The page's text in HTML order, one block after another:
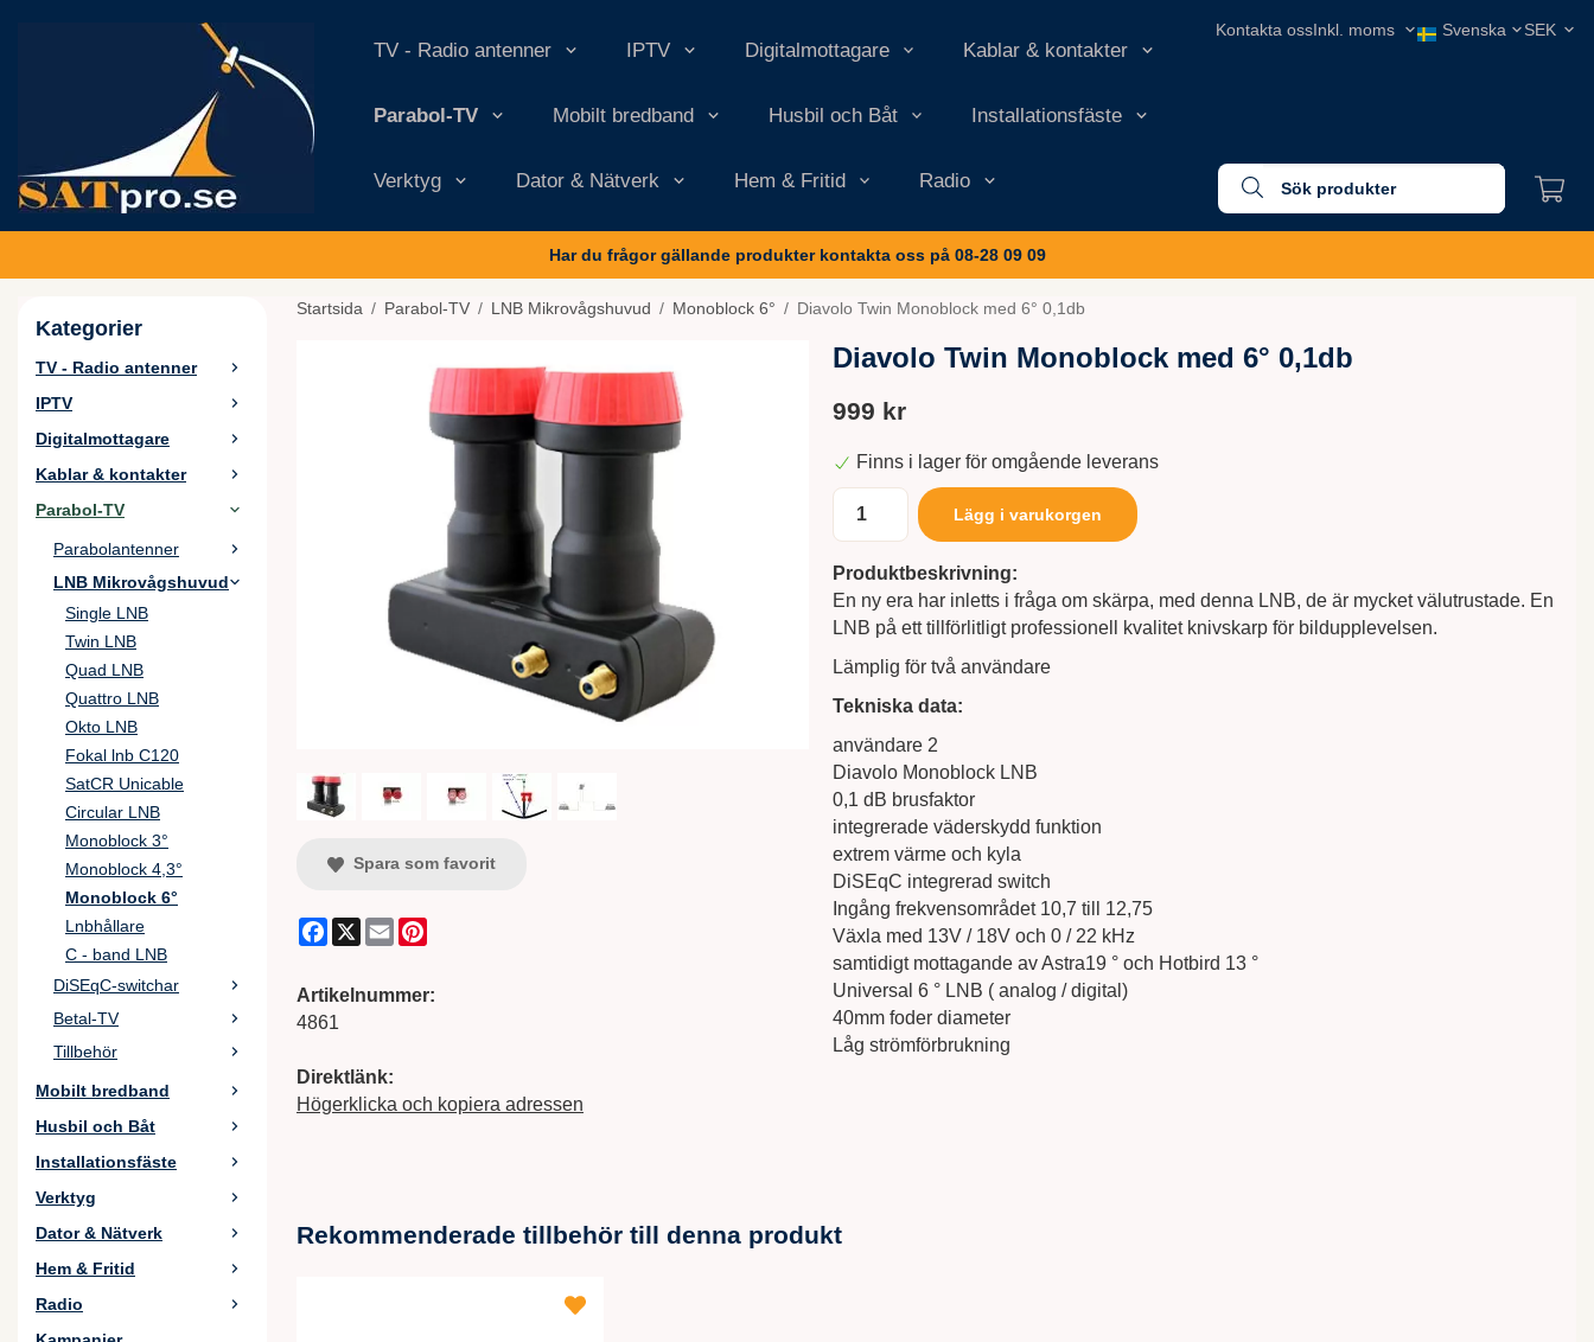
TV - Radio antenner IPTV Digitalmottagare Kablar & kontakter
Parabol-TV Mobilt bredband Husbil och Båt Installationsfäste
Verktyg Dator & Nätverk Hem & Fritid Radio
Kontakta oss
Har du frågor gällande produkter kontakta oss på 08-28 09 09
Kategorier
TV - Radio antenner
IPTV
Digitalmottagare
Kablar & kontakter
Parabol-TV
Parabolantenner
LNB Mikrovågshuvud
Single LNB
Twin LNB
Quad LNB
Quattro LNB
Okto LNB
Fokal lnb C120
SatCR Unicable
Circular LNB
Monoblock 3°
Monoblock 4,3°
Monoblock 6°
Lnbhållare
C - band LNB
DiSEqC-switchar
Betal-TV
Tillbehör
Mobilt bredband
Husbil och Båt
Installationsfäste
Verktyg
Dator & Nätverk
Hem & Fritid
Radio
Startsida / Parabol-TV / LNB Mikrovågshuvud / Monoblock 6° / Diavolo Twin Monoblock med 6° 0,1db
Diavolo Twin Monoblock med 6° 0,1db
999 kr
Finns i lager för omgående leverans
Lägg i varukorgen
Produktbeskrivning:
En ny era har inletts i fråga om skärpa, med denna LNB, de är mycket välutrustade. En
LNB på ett tillförlitligt professionell kvalitet knivskarp för bildupplevelsen.
Lämplig för två användare
Tekniska data:
användare 2
Diavolo Monoblock LNB
0,1 dB brusfaktor
integrerade väderskydd funktion
extrem värme och kyla
DiSEqC integrerad switch
Ingång frekvensområdet 10,7 till 12,75
Växla med 13V / 18V och 0 / 22 kHz
samtidigt mottagande av Astra19 ° och Hotbird 13 °
Universal 6 ° LNB ( analog / digital)
40mm foder diameter
Låg strömförbrukning
Spara som favorit
Facebook
X Email
Artikelnummer:
4861
Direktlänk:
Högerklicka och kopiera adressen
Rekommenderade tillbehör till denna produkt